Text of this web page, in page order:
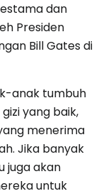
dan
Presiden
Bill Gates di
anak tumbuh
yang baik,
menerima
Jika banyak
juga akan
untuk